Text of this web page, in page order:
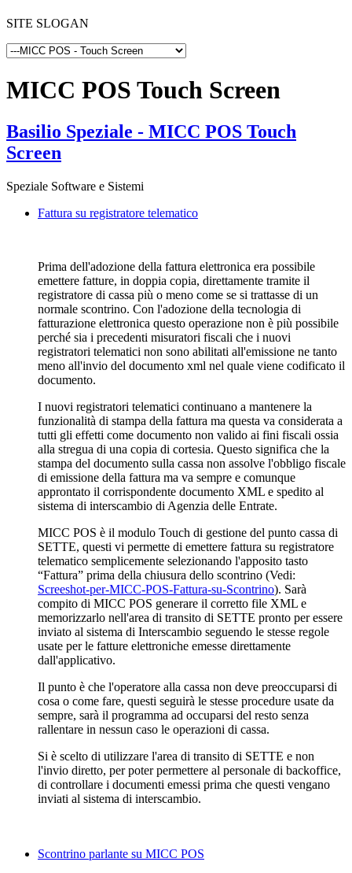
SITE SLOGAN
MICC POS Touch Screen
Basilio Speziale - MICC POS Touch
Screen
Speziale Software e Sistemi
Fattura su registratore telematico
Prima dell'adozione della fattura elettronica era possibile
emettere fatture, in doppia copia, direttamente tramite il
registratore di cassa più o meno come se si trattasse di un
normale scontrino. Con l'adozione della tecnologia di
fatturazione elettronica questo operazione non è più possibile
perché sia i precedenti misuratori fiscali che i nuovi
registratori telematici non sono abilitati all'emissione ne tanto
meno all'invio del documento xml nel quale viene codificato il
documento.
I nuovi registratori telematici continuano a mantenere la
funzionalità di stampa della fattura ma questa va considerata a
tutti gli effetti come documento non valido ai fini fiscali ossia
alla stregua di una copia di cortesia. Questo significa che la
stampa del documento sulla cassa non assolve l'obbligo fiscale
di emissione della fattura ma va sempre e comunque
approntato il corrispondente documento XML e spedito al
sistema di interscambio di Agenzia delle Entrate.
MICC POS è il modulo Touch di gestione del punto cassa di
SETTE, questi vi permette di emettere fattura su registratore
telematico semplicemente selezionando l'apposito tasto
“Fattura” prima della chiusura dello scontrino (Vedi:
Screeshot-per-MICC-POS-Fattura-su-Scontrino). Sarà
compito di MICC POS generare il corretto file XML e
memorizzarlo nell'area di transito di SETTE pronto per essere
inviato al sistema di Interscambio seguendo le stesse regole
usate per le fatture elettroniche emesse direttamente
dall'applicativo.
Il punto è che l'operatore alla cassa non deve preoccuparsi di
cosa o come fare, questi seguirà le stesse procedure usate da
sempre, sarà il programma ad occuparsi del resto senza
rallentare in nessun caso le operazioni di cassa.
Si è scelto di utilizzare l'area di transito di SETTE e non
l'invio diretto, per poter permettere al personale di backoffice,
di controllare i documenti emessi prima che questi vengano
inviati al sistema di interscambio.
Scontrino parlante su MICC POS